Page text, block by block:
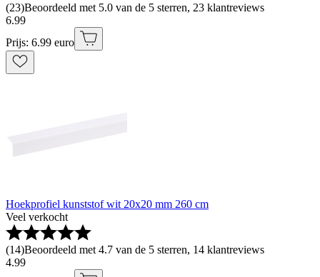
(23)Beoordeeld met 5.0 van de 5 sterren, 23 klantreviews
6.99
Prijs: 6.99 euro
Hoekprofiel kunststof wit 20x20 mm 260 cm
Veel verkocht
(14)Beoordeeld met 4.7 van de 5 sterren, 14 klantreviews
4.99